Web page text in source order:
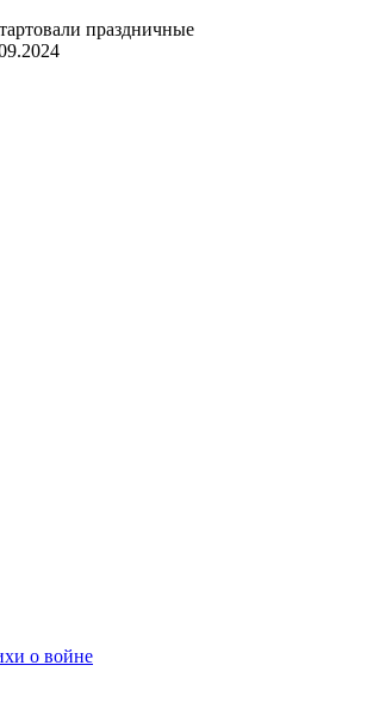
праздничные
о войне